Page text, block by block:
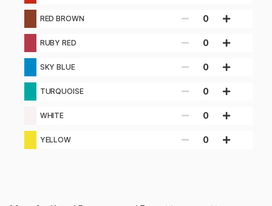
RED BROWN 0
RUBY RED 0
SKY BLUE 0
TURQUOISE 0
WHITE 0
YELLOW 0